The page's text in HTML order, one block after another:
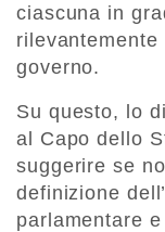
ciascuna in
rilevantemente
governo.
Su questo, lo
al Capo dello
suggerire se
definizione
parlamentare